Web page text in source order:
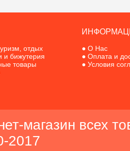
отдых
и бижутерия
товары
● О Нас
● Оплата и
● Условия
магазин всех
2017